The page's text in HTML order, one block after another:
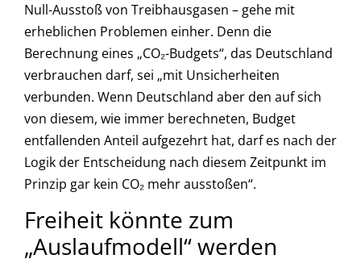
Null-Ausstoß von Treibhausgasen – gehe mit
erheblichen Problemen einher. Denn die
Berechnung eines „CO₂-Budgets“, das Deutschland
verbrauchen darf, sei „mit Unsicherheiten
verbunden. Wenn Deutschland aber den auf sich
von diesem, wie immer berechneten, Budget
entfallenden Anteil aufgezehrt hat, darf es nach der
Logik der Entscheidung nach diesem Zeitpunkt im
Prinzip gar kein CO₂ mehr ausstoßen“.
Freiheit könnte zum
„Auslaufmodell“ werden